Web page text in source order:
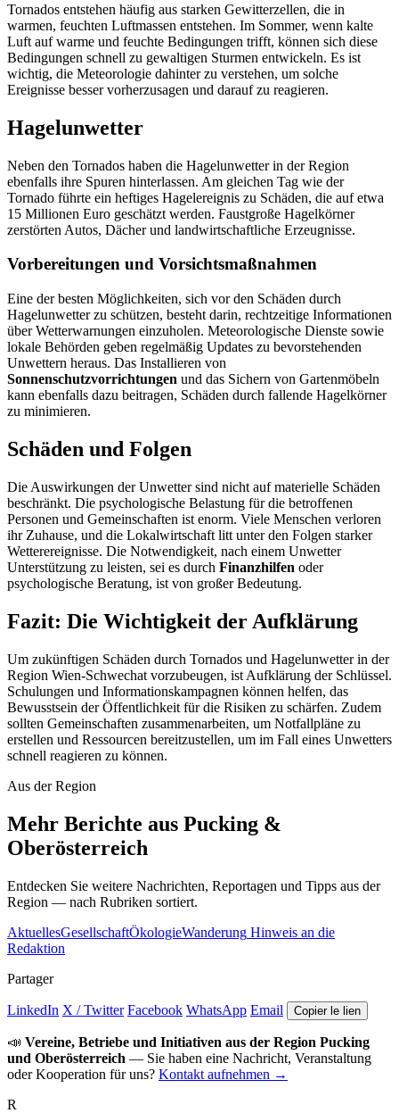
Tornados entstehen häufig aus starken Gewitterzellen, die in
warmen, feuchten Luftmassen entstehen. Im Sommer, wenn kalte
Luft auf warme und feuchte Bedingungen trifft, können sich diese
Bedingungen schnell zu gewaltigen Sturmen entwickeln. Es ist
wichtig, die Meteorologie dahinter zu verstehen, um solche
Ereignisse besser vorherzusagen und darauf zu reagieren.
Hagelunwetter
Neben den Tornados haben die Hagelunwetter in der Region
ebenfalls ihre Spuren hinterlassen. Am gleichen Tag wie der
Tornado führte ein heftiges Hagelereignis zu Schäden, die auf etwa
15 Millionen Euro geschätzt werden. Faustgroße Hagelkörner
zerstörten Autos, Dächer und landwirtschaftliche Erzeugnisse.
Vorbereitungen und Vorsichtsmaßnahmen
Eine der besten Möglichkeiten, sich vor den Schäden durch
Hagelunwetter zu schützen, besteht darin, rechtzeitige Informationen
über Wetterwarnungen einzuholen. Meteorologische Dienste sowie
lokale Behörden geben regelmäßig Updates zu bevorstehenden
Unwettern heraus. Das Installieren von
Sonnenschutzvorrichtungen und das Sichern von Gartenmöbeln
kann ebenfalls dazu beitragen, Schäden durch fallende Hagelkörner
zu minimieren.
Schäden und Folgen
Die Auswirkungen der Unwetter sind nicht auf materielle Schäden
beschränkt. Die psychologische Belastung für die betroffenen
Personen und Gemeinschaften ist enorm. Viele Menschen verloren
ihr Zuhause, und die Lokalwirtschaft litt unter den Folgen starker
Wetterereignisse. Die Notwendigkeit, nach einem Unwetter
Unterstützung zu leisten, sei es durch Finanzhilfen oder
psychologische Beratung, ist von großer Bedeutung.
Fazit: Die Wichtigkeit der Aufklärung
Um zukünftigen Schäden durch Tornados und Hagelunwetter in der
Region Wien-Schwechat vorzubeugen, ist Aufklärung der Schlüssel.
Schulungen und Informationskampagnen können helfen, das
Bewusstsein der Öffentlichkeit für die Risiken zu schärfen. Zudem
sollten Gemeinschaften zusammenarbeiten, um Notfallpläne zu
erstellen und Ressourcen bereitzustellen, um im Fall eines Unwetters
schnell reagieren zu können.
Aus der Region
Mehr Berichte aus Pucking &
Oberösterreich
Entdecken Sie weitere Nachrichten, Reportagen und Tipps aus der
Region — nach Rubriken sortiert.
AktuellesGesellschaftÖkologieWanderung Hinweis an die
Redaktion
Partager
LinkedIn X / Twitter Facebook WhatsApp Email Copier le lien
📣 Vereine, Betriebe und Initiativen aus der Region Pucking
und Oberösterreich — Sie haben eine Nachricht, Veranstaltung
oder Kooperation für uns? Kontakt aufnehmen →
R